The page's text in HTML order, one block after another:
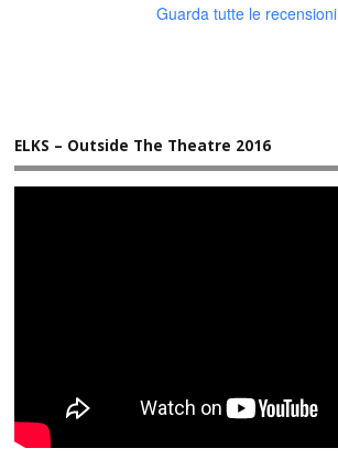
Guarda tutte le recensioni
ELKS – Outside The Theatre 2016